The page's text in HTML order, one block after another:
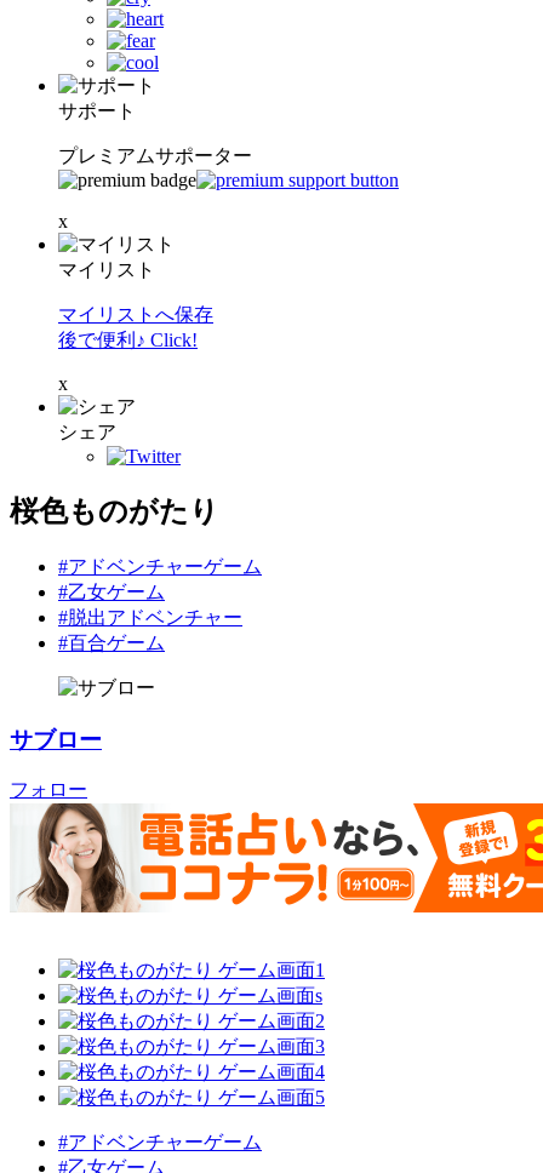
サポート
プレミアムサポーター
x
マイリスト
マイリストへ保存
後で便利♪ Click!
x
シェア
桜色ものがたり
#アドベンチャーゲーム
#乙女ゲーム
#脱出アドベンチャー
#百合ゲーム
サブロー
フォロー
#アドベンチャーゲーム
#乙女ゲーム